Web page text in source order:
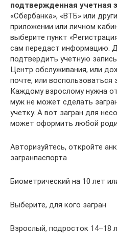
подтвержденная учетная
«Сбербанка», «ВТБ» или
приложении или личном
выберите пункт
сам передаст информацию.
подтвердить учетную
Центр обслуживания, или
почте, или воспользоваться
Каждому взрослому нужна
муж не может сделать
учетку. А вот загран для
может оформить любой
Авторизуйтесь, откройте
загранпаспорта
Биометрический на 10 лет
Выберите, для кого загран
Взрослый, подросток 14–18